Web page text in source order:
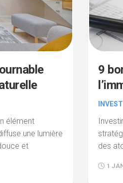
élément
une lumière
et
9
des
1